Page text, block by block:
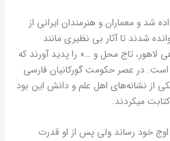
شد و معماران و هنرمندان ایرانی از
شدند تا آثار بی نظیری مانند
لاهور، تاج محل و …» را پدید آورند که
در عصر حکومت گورکانیان فارسی
از نشانه‌های اهل علم و دانش این بود
میکردند.
اوج خود رساند ولی پس از او قدرت